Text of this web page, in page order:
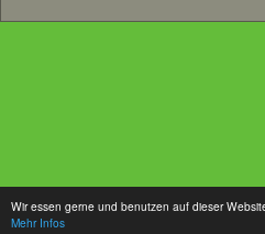
Wir essen gerne und benutzen auf dieser
Mehr Infos